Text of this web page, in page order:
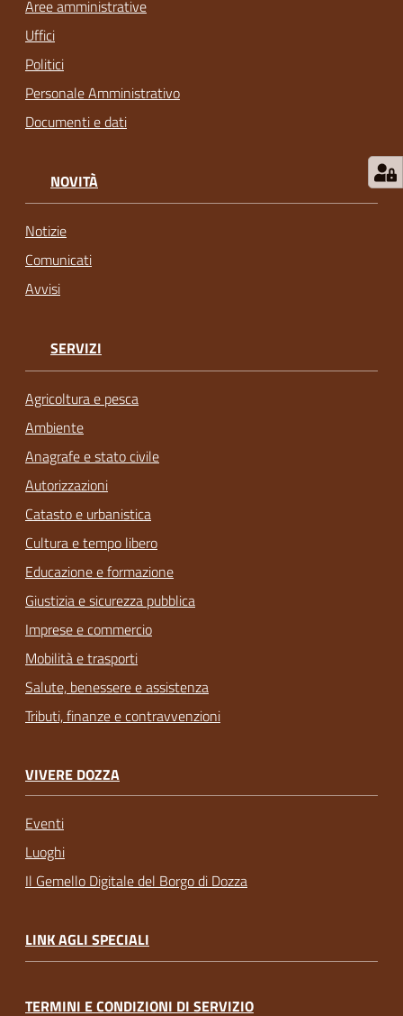
Aree amministrative
Uffici
Politici
Personale Amministrativo
Documenti e dati
NOVITÀ
Notizie
Comunicati
Avvisi
SERVIZI
Agricoltura e pesca
Ambiente
Anagrafe e stato civile
Autorizzazioni
Catasto e urbanistica
Cultura e tempo libero
Educazione e formazione
Giustizia e sicurezza pubblica
Imprese e commercio
Mobilità e trasporti
Salute, benessere e assistenza
Tributi, finanze e contravvenzioni
VIVERE DOZZA
Eventi
Luoghi
Il Gemello Digitale del Borgo di Dozza
LINK AGLI SPECIALI
TERMINI E CONDIZIONI DI SERVIZIO